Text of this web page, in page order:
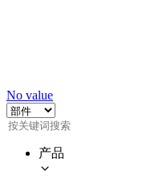
No value
产品